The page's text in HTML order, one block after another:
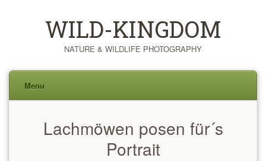
WILD-KINGDOM
NATURE & WILDLIFE PHOTOGRAPHY
Menu
Lachmöwen posen für´s
Portrait